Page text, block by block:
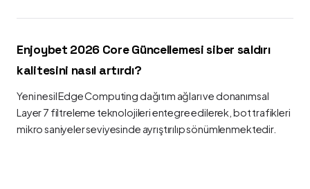
Enjoybet 2026 Core Güncellemesi siber saldırı
kalitesini nasıl artırdı?
Yeni nesil Edge Computing dağıtım ağları ve donanımsal
Layer 7 filtreleme teknolojileri entegre edilerek, bot trafikleri
mikro saniyeler seviyesinde ayrıştırılıp sönümlenmektedir.